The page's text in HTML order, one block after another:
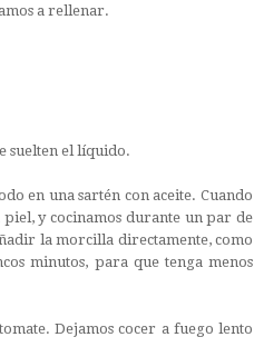
a rellenar.
suelten el líquido.
en una sartén con aceite. Cuando
y cocinamos durante un par de
la morcilla directamente, como
minutos, para que tenga menos
Dejamos cocer a fuego lento